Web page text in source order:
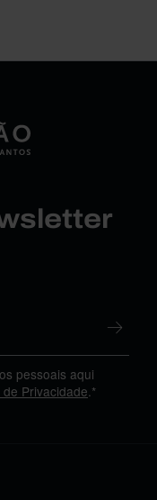
pessoais aqui
Privacidade .*